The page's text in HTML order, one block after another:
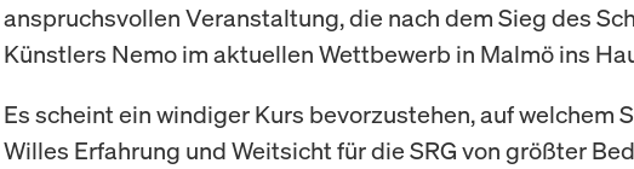
anspruchsvollen Veranstaltung, die nach dem Sieg des
Künstlers Nemo im aktuellen Wettbewerb in Malmö ins
Es scheint ein windiger Kurs bevorzustehen, auf welchem
Willes Erfahrung und Weitsicht für die SRG von größter